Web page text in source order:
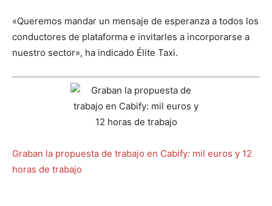
«Queremos mandar un mensaje de esperanza a todos los
conductores de plataforma e invitarles a incorporarse a
nuestro sector», ha indicado Élite Taxi.
Graban la propuesta de trabajo en Cabify: mil euros y 12
horas de trabajo